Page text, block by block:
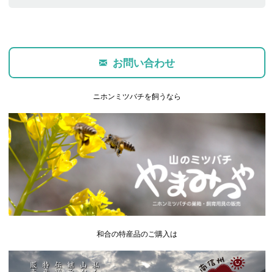
お問い合わせ
ニホンミツバチを飼うなら
和合の特産品のご購入は